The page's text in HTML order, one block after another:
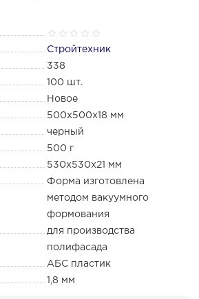
Стройтехник
338
100 шт.
Новое
500x500x18 мм
черный
500 г
530х530х21 мм
Форма изготовлена
методом вакуумного
формования
для производства
полифасада
АБС пластик
1,8 мм